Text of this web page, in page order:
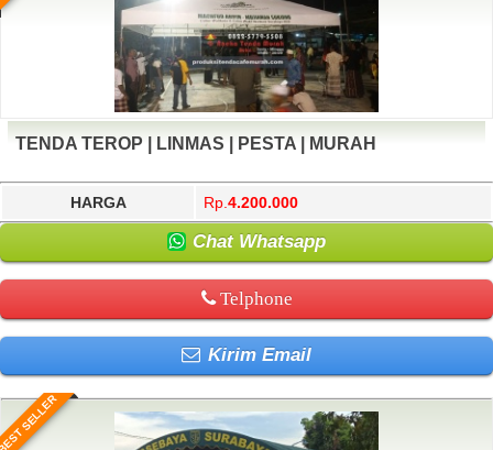
TENDA TEROP | LINMAS | PESTA | MURAH
HARGA Rp. 4.200.000
Chat Whatsapp
Telphone
Kirim Email
SELLER